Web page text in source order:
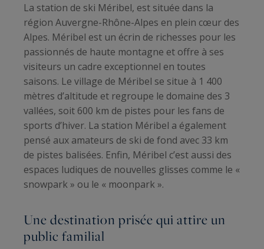
La station de ski Méribel, est située dans la
région Auvergne-Rhône-Alpes en plein cœur des
Alpes. Méribel est un écrin de richesses pour les
passionnés de haute montagne et offre à ses
visiteurs un cadre exceptionnel en toutes
saisons. Le village de Méribel se situe à 1 400
mètres d’altitude et regroupe le domaine des 3
vallées, soit 600 km de pistes pour les fans de
sports d’hiver. La station Méribel a également
pensé aux amateurs de ski de fond avec 33 km
de pistes balisées. Enfin, Méribel c’est aussi des
espaces ludiques de nouvelles glisses comme le «
snowpark » ou le « moonpark ».
Une destination prisée qui attire un
public familial